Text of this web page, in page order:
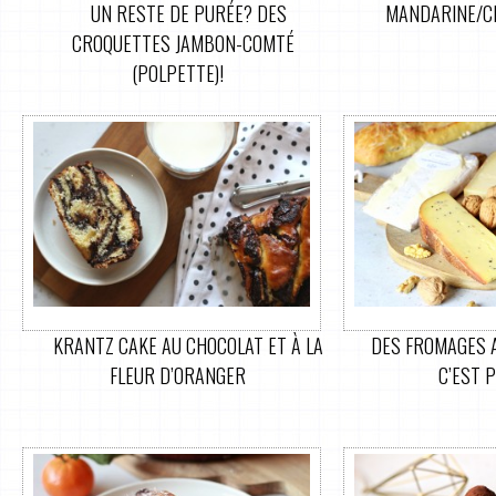
UN RESTE DE PURÉE? DES
CROQUETTES JAMBON-COMTÉ
(POLPETTE)!
MANDARINE/
KRANTZ CAKE AU CHOCOLAT ET À LA
FLEUR D’ORANGER
DES FROMAGES
C’EST